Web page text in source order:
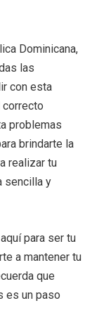
Dominicana,
las
con esta
problemas
brindarte la
realizar tu
sencilla y
para ser tu
a mantener tu
que
es un paso